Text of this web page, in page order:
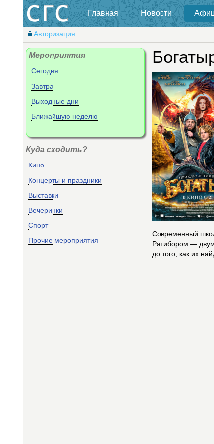
Главная Новости
Авторизация
Мероприятия
Сегодня
Завтра
Выходные дни
Ближайшую неделю
Куда сходить?
Кино
Концерты и праздники
Выставки
Вечеринки
Спорт
Прочие мероприятия
Современный
Ратибором —
до того, как их